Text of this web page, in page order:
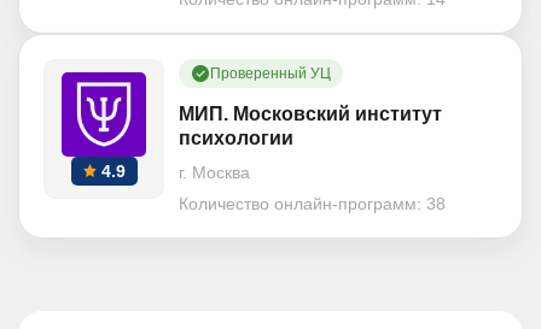
4.9
Проверенный УЦ
МИП. Московский институт
психологии
г. Москва
Количество онлайн-программ: 38